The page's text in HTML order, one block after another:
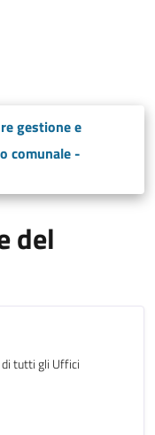
gestione e
comunale -
del
tutti gli Uffici